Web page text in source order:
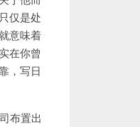
仅是处
意味着
在你曾
，写日
布置出